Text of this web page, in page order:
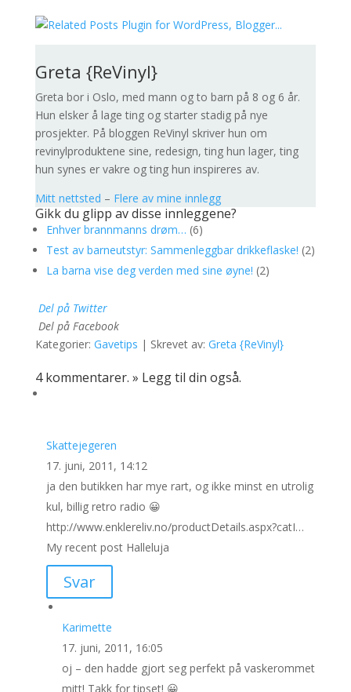
Greta {ReVinyl}
Greta bor i Oslo, med mann og to barn på 8 og 6 år.
Hun elsker å lage ting og starter stadig på nye
prosjekter. På bloggen ReVinyl skriver hun om
revinylproduktene sine, redesign, ting hun lager, ting
hun synes er vakre og ting hun inspireres av.
Mitt nettsted – Flere av mine innlegg
Gikk du glipp av disse innleggene?
Enhver brannmanns drøm… (6)
Test av barneutstyr: Sammenleggbar drikkeflaske! (2)
La barna vise deg verden med sine øyne! (2)
Del på Twitter
Del på Facebook
Kategorier: Gavetips | Skrevet av: Greta {ReVinyl}
4 kommentarer. » Legg til din også.
Skattejegeren
17. juni, 2011, 14:12
ja den butikken har mye rart, og ikke minst en utrolig
kul, billig retro radio 😀
http://www.enklereliv.no/productDetails.aspx?catI…
My recent post Halleluja
Svar
Karimette
17. juni, 2011, 16:05
oj – den hadde gjort seg perfekt på vaskerommet
mitt! Takk for tipset! 😀